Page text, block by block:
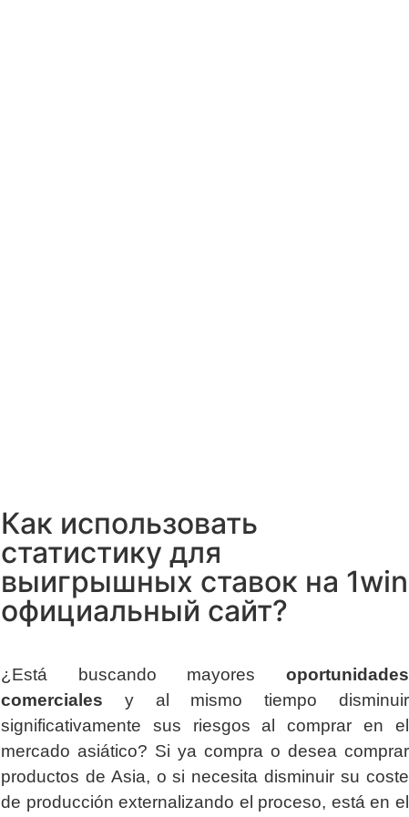
Как использовать
статистику для
выигрышных ставок на 1win
официальный сайт?
¿Está buscando mayores oportunidades
comerciales y al mismo tiempo disminuir
significativamente sus riesgos al comprar en el
mercado asiático? Si ya compra o desea comprar
productos de Asia, o si necesita disminuir su coste
de producción externalizando el proceso, está en el